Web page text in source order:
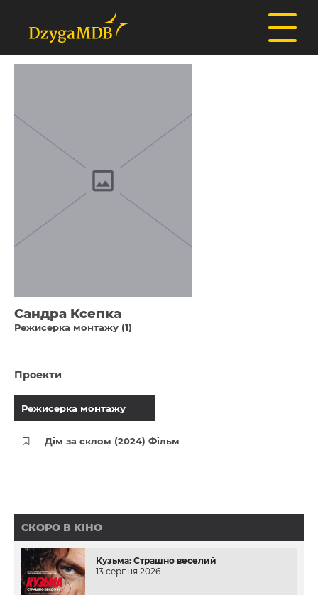
Сандра Ксепка
Режисерка монтажу (1)
Проекти
Режисерка монтажу
Дім за склом (2024) Фільм
СКОРО В КІНО
Кузьма: Страшно веселий
13 серпня 2026